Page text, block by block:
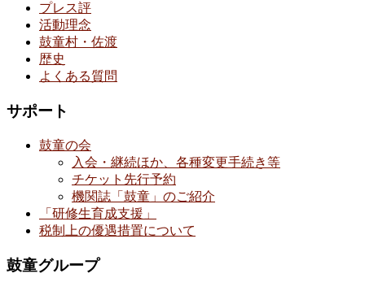
プレス評
活動理念
鼓童村・佐渡
歴史
よくある質問
サポート
鼓童の会
入会・継続ほか、各種変更手続き等
チケット先行予約
機関誌「鼓童」のご紹介
「研修生育成支援」
税制上の優遇措置について
鼓童グループ